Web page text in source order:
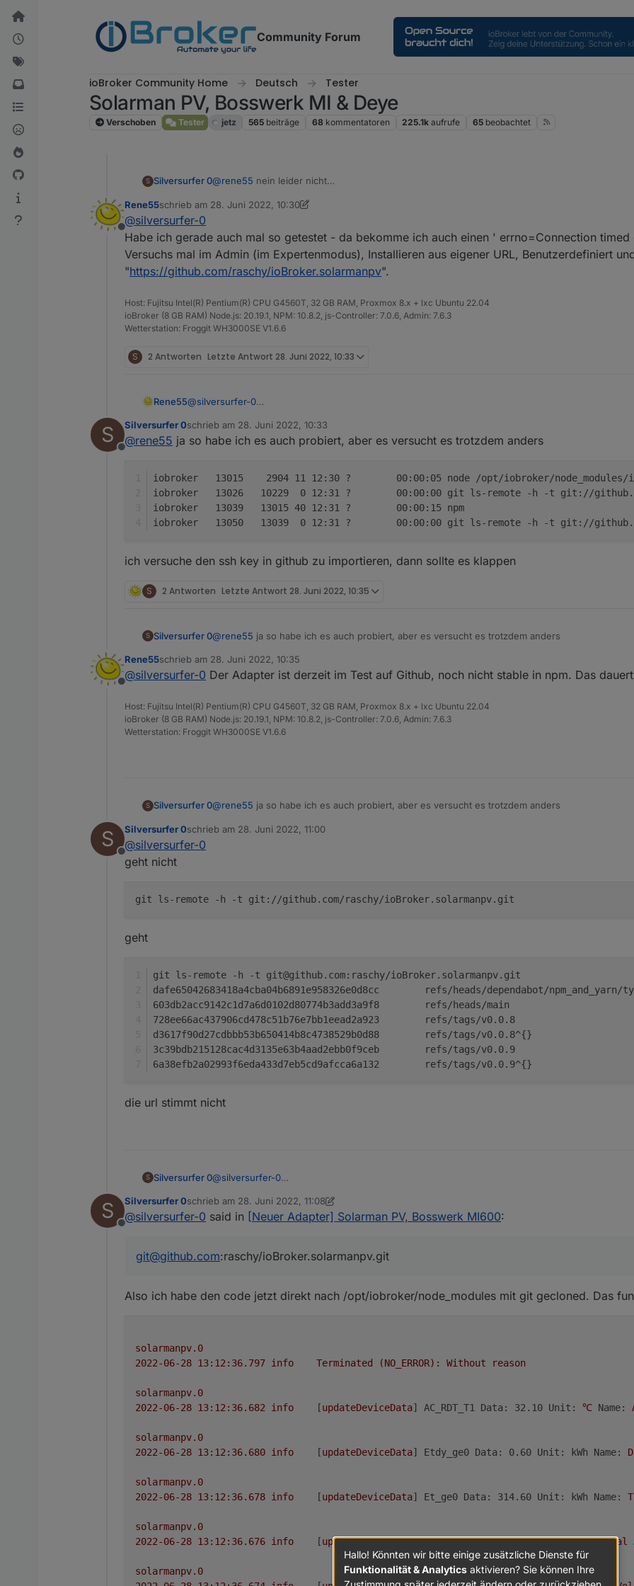
Weiter zum Inhalt
Community Forum
ioBroker Community Home Deutsch Tester
Solarman PV, Bosswerk MI & Deye
Verschoben Tester jetz 565 beiträge 68 kommentatoren 225.1k aufrufe 65 beobachtet
S Silversurfer 0@rene55 nein leider nicht
git --version
Auch git clone hängt. Sehr komisch
Offline
Rene55schrieb am 28. Juni 2022, 10:30
zuletzt editiert von Rene55
@silversurfer-0
Habe ich gerade auch mal so getestet - da bekomme ich auch einen ' errno=Connection timed
Versuchs mal im Admin (im Expertenmodus), Installieren aus eigener URL, Benutzerdefiniert
"https://github.com/raschy/ioBroker.solarmanpv".
Host: Fujitsu Intel(R) Pentium(R) CPU G4560T, 32 GB RAM, Proxmox 8.x + lxc Ubuntu 22.04
ioBroker (8 GB RAM) Node.js: 20.19.1, NPM: 10.8.2, js-Controller: 7.0.6, Admin: 7.6.3
Wetterstation: Froggit WH3000SE V1.6.6
S 2 Antworten Letzte Antwort 28. Juni 2022, 10:33
Rene55@silversurfer-0
Versuchs mal im Admin (im Expertenmodus), Installieren aus eigener URL, Benutzerdefiniert und dann
"https://github.com/raschy/ioBroker.solarmanpv".
S
Offline
Silversurfer 0schrieb am 28. Juni 2022, 10:33
zuletzt editiert von
@rene55 ja so habe ich es auch probiert, aber es versucht es trotzdem anders
iobroker   13015    2904 11 12:30 ?        00:00:05 node /opt/iobroker/
iobroker   13026   10229  0 12:31 ?        00:00:00 git ls-remote -h -t git://
iobroker   13039   13015 40 12:31 ?        00:00:15 npm
iobroker   13050   13039  0 12:31 ?        00:00:00 git ls-remote -h -t git://
ich versuche den ssh key in github zu importieren, dann sollte es klappen
S 2 Antworten Letzte Antwort 28. Juni 2022, 10:35
S Silversurfer 0@rene55 ja so habe ich es auch probiert, aber es versucht es trotzdem anders
iobroker   13015    2904 11 12:30 ?        00:00:05 node /opt/iobroker/
iobroker   13026   10229  0 12:31 ?        00:00:00 git ls-remote -h -t
Offline
Rene55schrieb am 28. Juni 2022, 10:35
zuletzt editiert von
@silversurfer-0 Der Adapter ist derzeit im Test auf Github, noch nicht stable in npm. Das
Host: Fujitsu Intel(R) Pentium(R) CPU G4560T, 32 GB RAM, Proxmox 8.x + lxc Ubuntu 22.04
ioBroker (8 GB RAM) Node.js: 20.19.1, NPM: 10.8.2, js-Controller: 7.0.6, Admin: 7.6.3
Wetterstation: Froggit WH3000SE V1.6.6
S Silversurfer 0@rene55 ja so habe ich es auch probiert, aber es versucht es trotzdem anders
iobroker   13015    2904 11 12:30 ?        00:00:05 node /opt/iobroker/
S
Offline
Silversurfer 0schrieb am 28. Juni 2022, 11:00
zuletzt editiert von
@silversurfer-0
geht nicht
git ls-remote -h -t git://github.com/raschy/ioBroker.solarmanpv.git
geht
git ls-remote -h -t git@github.com:raschy/ioBroker.solarmanpv.git
dafe65042683418a4cba04b6891e958326e0d8cc	refs/heads/dependabot/
603db2acc9142c1d7a6d0102d80774b3add3a9f8	refs/heads/main
728ee66ac437906cd478c51b76e7bb1eead2a923	refs/tags/v0.0.8
d3617f90d27cdbbb53b650414b8c4738529b0d88	refs/tags/v0.0.8^{}
3c39bdb215128cac4d3135e63b4aad2ebb0f9ceb	refs/tags/v0.0.9
6a38efb2a02993f6eda433d7eb5cd9afcca6a132	refs/tags/v0.0.9^{}
die url stimmt nicht
S Silversurfer 0@silversurfer-0
git ls-remote -h -t git@github.com:raschy/ioBroker.solarmanpv.git
728ee66ac437906cd478c51b76e7bb1eead2a923	refs/tags/v0.0.8
S
Offline
Silversurfer 0schrieb am 28. Juni 2022, 11:08
zuletzt editiert von Silversurfer 0
@silversurfer-0 said in [Neuer Adapter] Solarman PV, Bosswerk MI600:
git@github.com:raschy/ioBroker.solarmanpv.git
Also ich habe den code jetzt direkt nach /opt/iobroker/node_modules mit git gecloned. Das
solarmanpv.0
info Terminated (NO_ERROR): Without reason
solarmanpv.0
info
	[
updateDeviceData] AC_RDT_T1 Data: 32.10 Unit: ℃ Name:
solarmanpv.0
info
	[
updateDeviceData] Etdy_ge0 Data: 0.60 Unit: kWh Name:
solarmanpv.0
info
	[
updateDeviceData] Et_ge0 Data: 314.60 Unit: kWh Name:
solarmanpv.0
info
	[
updateDeviceData] APo_t1 Data: 216 Unit: W Name: Total
solarmanpv.0
Hallo! Könnten wir bitte einige zusätzliche Dienste für
Funktionalität & Analytics aktivieren? Sie können Ihre